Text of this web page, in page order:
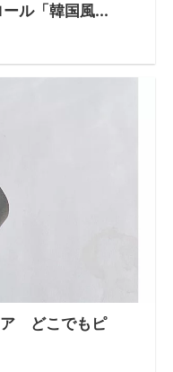
ル「韓国風...
ア どこでもピ